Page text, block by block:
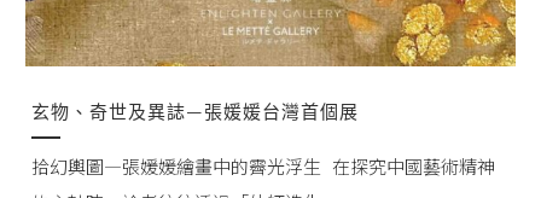
玄物、奇世及異誌—張媛媛台灣首個展
拾幻輿圖—張媛媛繪畫中的霽光浮生 在探究中國藝術精神